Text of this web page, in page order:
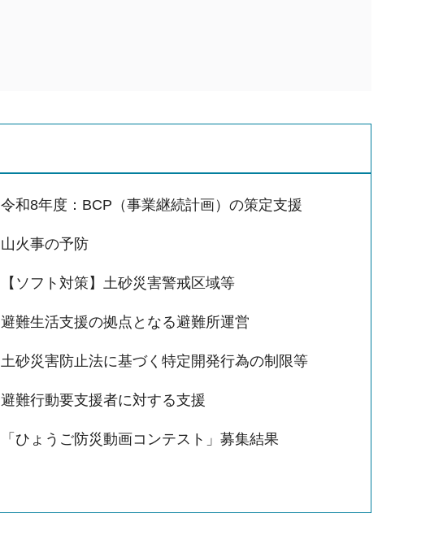
令和8年度：BCP（事業継続計画）の策定支援
山火事の予防
【ソフト対策】土砂災害警戒区域等
避難生活支援の拠点となる避難所運営
土砂災害防止法に基づく特定開発行為の制限等
避難行動要支援者に対する支援
「ひょうご防災動画コンテスト」募集結果